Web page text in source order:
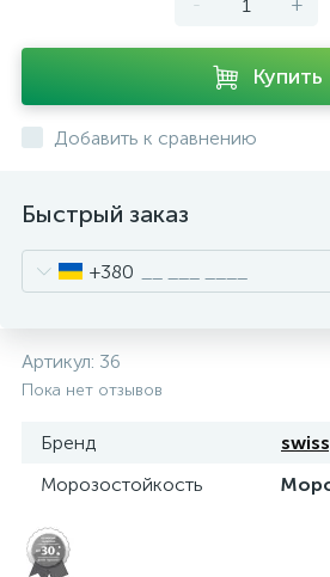
Купить
Добавить к сравнению
Быстрый заказ
+380
Артикул: 36
Пока нет отзывов
Бренд
Морозостойкость